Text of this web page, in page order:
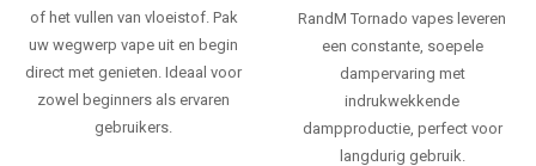
of het vullen van vloeistof. Pak
uw wegwerp vape uit en begin
direct met genieten. Ideaal voor
zowel beginners als ervaren
gebruikers.
RandM Tornado vapes leveren
een constante, soepele
dampervaring met
indrukwekkende
dampproductie, perfect voor
langdurig gebruik.